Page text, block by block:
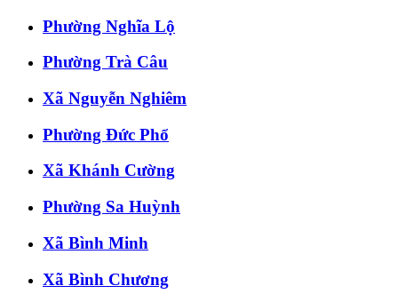
Phường Nghĩa Lộ
Phường Trà Câu
Xã Nguyễn Nghiêm
Phường Đức Phổ
Xã Khánh Cường
Phường Sa Huỳnh
Xã Bình Minh
Xã Bình Chương